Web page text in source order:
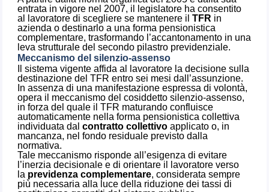
entrata in vigore nel 2007, il legislatore ha consentito
al lavoratore di scegliere se mantenere ilTFR in
azienda o destinarlo a una forma pensionistica
complementare, trasformando l’accantonamento in una
leva strutturale del secondo pilastro previdenziale.
Meccanismo del silenzio-assenso
Il sistema vigente affida al lavoratore la decisione sulla
destinazione del TFR entro sei mesi dall’assunzione.
In assenza di una manifestazione espressa di volontà,
opera il meccanismo del cosiddetto silenzio-assenso,
in forza del quale il TFR maturando confluisce
automaticamente nella forma pensionistica collettiva
individuata dalcontratto collettivo applicato o, in
mancanza, nel fondo residuale previsto dalla
normativa.
Tale meccanismo risponde all’esigenza di evitare
l’inerzia decisionale e di orientare il lavoratore verso
la previdenza complementare, considerata sempre
più necessaria alla luce della riduzione dei tassi di